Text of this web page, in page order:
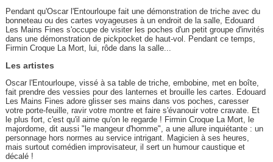
Pendant qu'Oscar l'Entourloupe fait une démonstration de triche avec du
bonneteau ou des cartes voyageuses à un endroit de la salle, Edouard
Les Mains Fines s'occupe de visiter les poches d'un petit groupe d'invités
dans une démonstration de pickpocket de haut-vol. Pendant ce temps,
Firmin Croque La Mort, lui, rôde dans la salle...
Les artistes
Oscar l'Entourloupe, vissé à sa table de triche, embobine, met en boîte,
fait prendre des vessies pour des lanternes et brouille les cartes. Edouard
Les Mains Fines adore glisser ses mains dans vos poches, caresser
votre porte-feuille, ravir votre montre et faire s'évanouir votre cravate. Et
le plus fort, c'est qu'il aime qu'on le regarde ! Firmin Croque La Mort, le
majordome, dit aussi "le mangeur d'homme", a une allure inquiétante : un
personnage hors normes au service intrigant. Magicien à ses heures,
mais surtout comédien improvisateur, il sert un humour caustique et
décalé !